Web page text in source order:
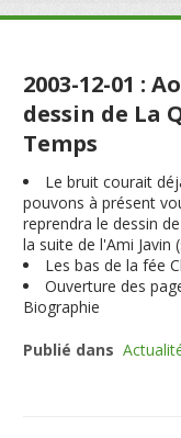
2003-12-01 :
dessin de La
Temps
Le bruit courait
pouvons à présent
reprendra le dessin
la suite de l'Ami Javin
Les bas de la fée
Ouverture des
Biographie
Publié dans